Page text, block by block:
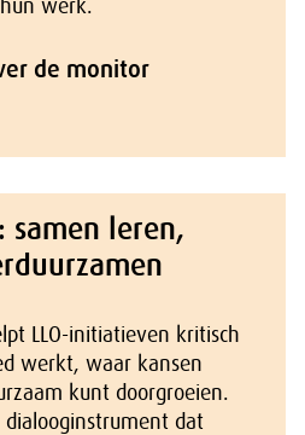
werk.
de monitor
samen leren,
LLO-initiatieven kritisch
werkt, waar kansen
kunt doorgroeien.
dialooginstrument dat